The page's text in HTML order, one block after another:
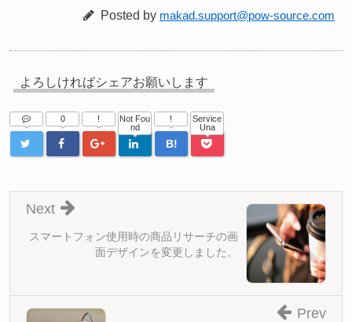
Posted by makad.support@pow-source.com
よろしければシェアお願いします
0 !
Not Fou
nd
B!
!
Service
Una
スマートフォン使用時の商品リサーチの画
面デザインを変更しました。
Next
Prev